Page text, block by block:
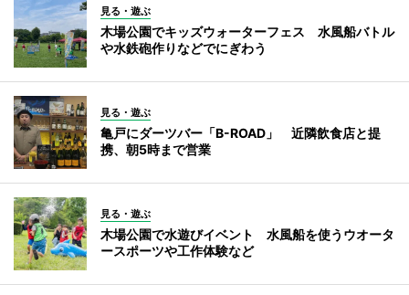
見る・遊ぶ
木場公園でキッズウォーターフェス 水風船バトル
や水鉄砲作りなどでにぎわう
見る・遊ぶ
亀戸にダーツバー「B-ROAD」 近隣飲食店と提
携、朝5時まで営業
見る・遊ぶ
木場公園で水遊びイベント 水風船を使うウオータ
ースポーツや工作体験など